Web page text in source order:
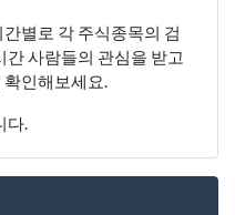
별로 각 주식종목의 검
사람들의 관심을 받고
인해보세요.
다.